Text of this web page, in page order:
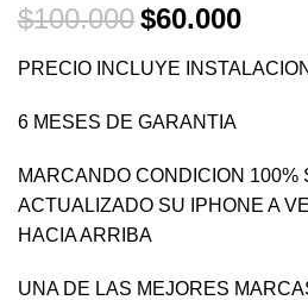
$100.000 El
precio
original
$100.000.
$60.000El
actual
PRECIO INCLUYE INSTALACION
6 MESES DE GARANTIA
MARCANDO CONDICION 100%
ACTUALIZADO SU IPHONE A
HACIA ARRIBA
UNA DE LAS MEJORES